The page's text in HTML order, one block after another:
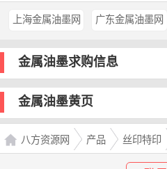
上海金属油墨网 广东金属油墨网
金属油墨求购信息
金属油墨黄页
八方资源网 产品 丝印特印